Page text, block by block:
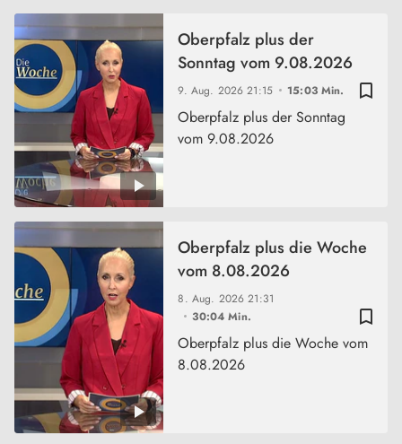
bookmark_border
9. Aug. 202621:15 15:03 Min.
Oberpfalz plus der
Sonntag vom 9.08.2026
Oberpfalz plus der Sonntag
vom 9.08.2026
bookmark_border
8. Aug. 202621:31
30:04 Min.
Oberpfalz plus die Woche
vom 8.08.2026
Oberpfalz plus die Woche vom
8.08.2026